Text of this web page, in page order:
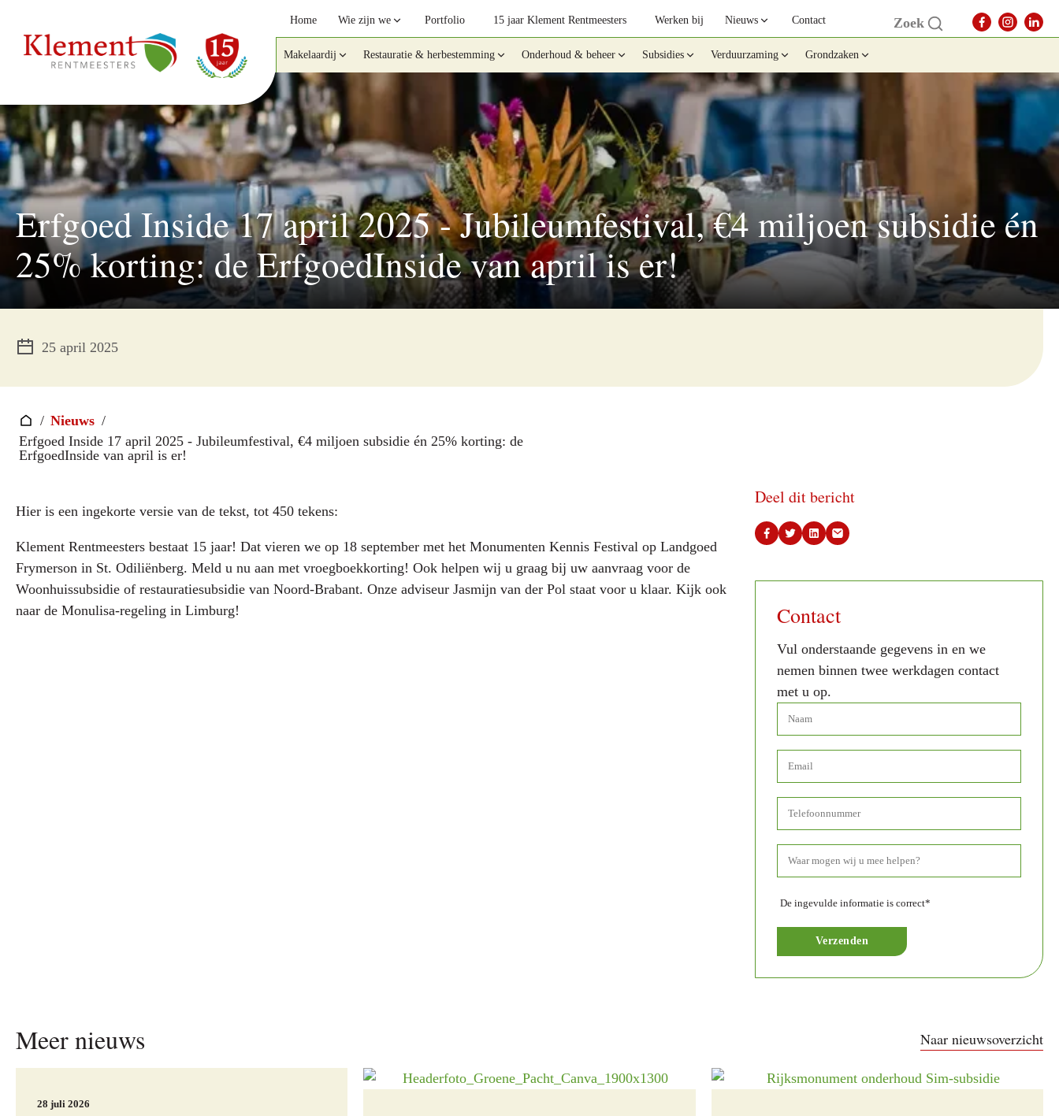
Home Wie zijn we Portfolio 15 jaar Klement Rentmeesters Werken bij Nieuws Contact Zoek
Makelaardij Restauratie & herbestemming Onderhoud & beheer Subsidies Verduurzaming Grondzaken
Erfgoed Inside 17 april 2025 - Jubileumfestival, €4 miljoen subsidie én
25% korting: de ErfgoedInside van april is er!
25 april 2025
/ Nieuws /
Erfgoed Inside 17 april 2025 - Jubileumfestival, €4 miljoen subsidie én 25% korting: de
ErfgoedInside van april is er!
Hier is een ingekorte versie van de tekst, tot 450 tekens:
Klement Rentmeesters bestaat 15 jaar! Dat vieren we op 18 september met het Monumenten Kennis Festival op Landgoed
Frymerson in St. Odiliënberg. Meld u nu aan met vroegboekkorting! Ook helpen wij u graag bij uw aanvraag voor de
Woonhuissubsidie of restauratiesubsidie van Noord-Brabant. Onze adviseur Jasmijn van der Pol staat voor u klaar. Kijk ook
naar de Monulisa-regeling in Limburg!
Deel dit bericht
Contact
Vul onderstaande gegevens in en we
nemen binnen twee werkdagen contact
met u op.
De ingevulde informatie is correct*
Meer nieuws Naar nieuwsoverzicht
28 juli 2026